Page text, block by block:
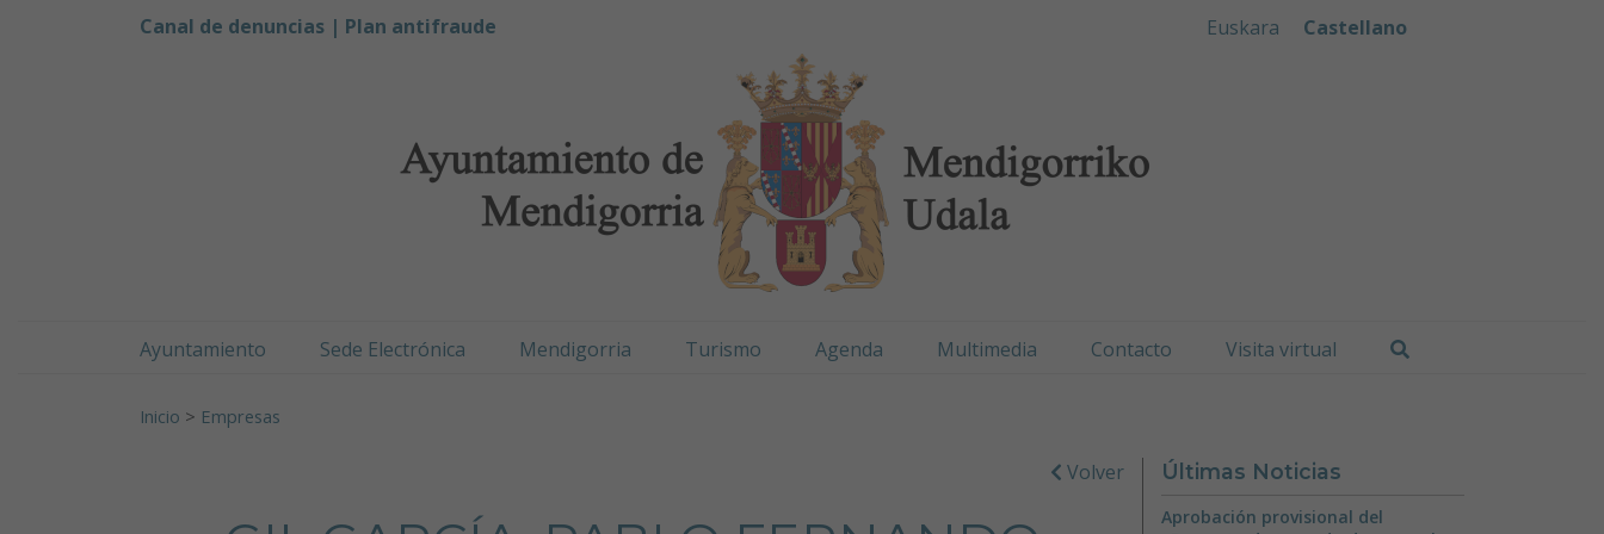
Ayuntamiento de Mendigorria / Mendigorriko Udala
Canal de denuncias | Plan antifraude Euskara Castellano
Ayuntamiento Sede Electrónica Mendigorria Turismo Agenda Multimedia Contacto Visita virtual
Inicio > Empresas
Volver Últimas Noticias
Aprobación provisional del